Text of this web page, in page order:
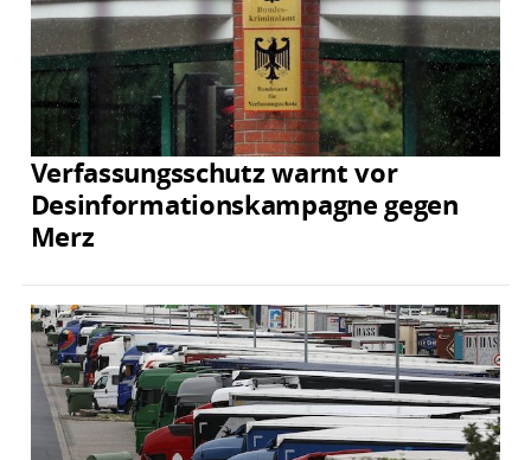
Verfassungsschutz warnt vor
Desinformationskampagne gegen
Merz